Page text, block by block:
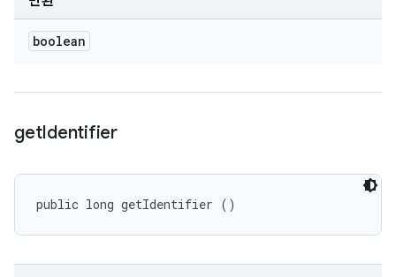
boolean
getIdentifier
public long getIdentifier ()